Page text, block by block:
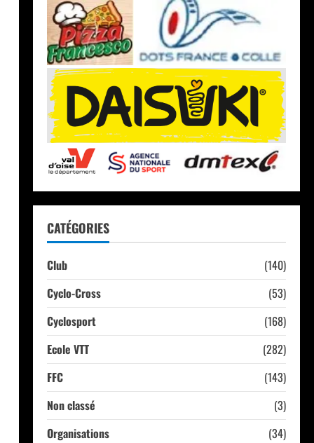
CATÉGORIES
Club
(140)
Cyclo-Cross
(53)
Cyclosport
(168)
Ecole VTT
(282)
FFC
(143)
Non classé
(3)
Organisations
(34)